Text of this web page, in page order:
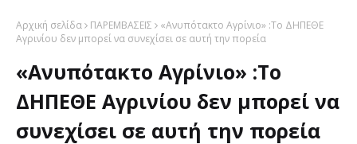
Αρχική σελίδα ΠΑΡΕΜΒΑΣΕΙΣ
«Ανυπότακτο Αγρίνιο» :Το ΔΗΠΕΘΕ
Αγρινίου δεν μπορεί να συνεχίσει σε αυτή την πορεία
«Ανυπότακτο Αγρίνιο» :Το
ΔΗΠΕΘΕ Αγρινίου δεν μπορεί να
συνεχίσει σε αυτή την πορεία